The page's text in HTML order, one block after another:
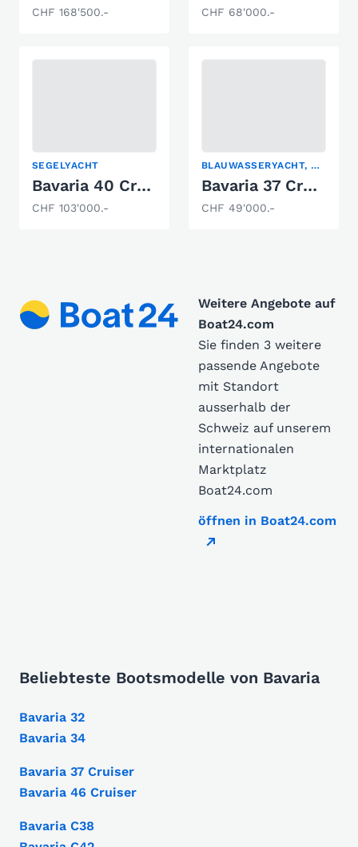
CHF 168'500.- CHF 68'000.-
SEGELYACHT
Bavaria 40 Cruiser S
CHF 103'000.-
BLAUWASSERYACHT, KIELBOOT, SEGELYACHT
Bavaria 37 Cruiser
CHF 49'000.-
Weitere Angebote auf
Boat24.com
Sie finden 3 weitere
passende Angebote
mit Standort
ausserhalb der
Schweiz auf unserem
internationalen
Marktplatz
Boat24.com
öffnen in Boat24.com
Beliebteste Bootsmodelle von Bavaria
Bavaria 32
Bavaria 34
Bavaria 37 Cruiser
Bavaria 46 Cruiser
Bavaria C38